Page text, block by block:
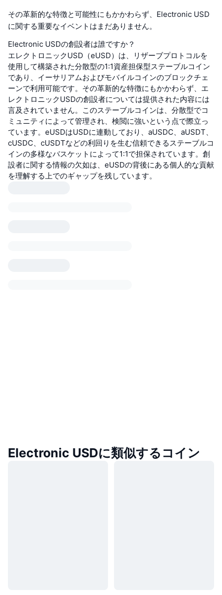
その革新的な特徴と可能性にもかかわらず、Electronic USD
に関する重要なイベントはまだありません。
Electronic USDの創設者は誰ですか？
エレクトロニックUSD（eUSD）は、リザーブプロトコルを
使用して構築された分散型の1:1資産担保型ステーブルコイン
であり、イーサリアムおよびモバイルコインのブロックチェ
ーンで利用可能です。その革新的な特徴にもかかわらず、エ
レクトロニックUSDの創設者については提供された内容には
言及されていません。このステーブルコインは、分散型でコ
ミュニティによって管理され、検閲に強いという点で際立っ
ています。eUSDはUSDに連動しており、aUSDC、aUSDT、
cUSDC、cUSDTなどの利回りを生む信頼できるステーブルコ
インの多様なバスケットによって1:1で担保されています。創
設者に関する情報の欠如は、eUSDの背後にある個人的な貢献
を理解する上でのギャップを残しています。
Electronic USDに類似するコイン